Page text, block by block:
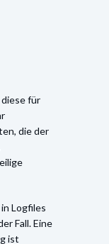
für
die der
Logfiles
Fall. Eine
ist